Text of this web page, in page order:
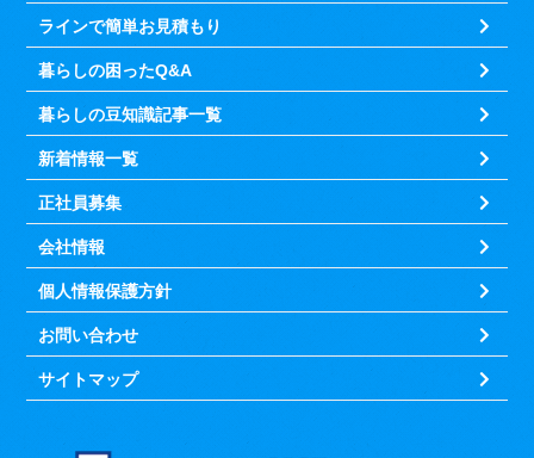
ラインで簡単お見積もり
暮らしの困ったQ&A
暮らしの豆知識記事一覧
新着情報一覧
正社員募集
会社情報
個人情報保護方針
お問い合わせ
サイトマップ